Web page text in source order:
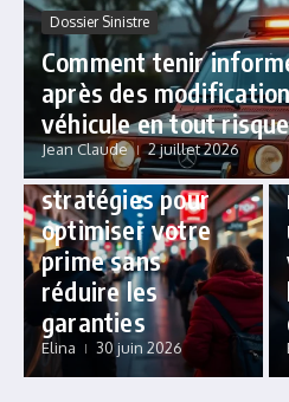
Dossier Sinistre
Comment tenir
après des
véhicule en tout risque
Jean Claude 2 juillet 2026
Tarifs Réels
Tout risque et
franchise:
stratégies pour
optimiser votre
prime sans
réduire les
garanties
Elina 30 juin 2026